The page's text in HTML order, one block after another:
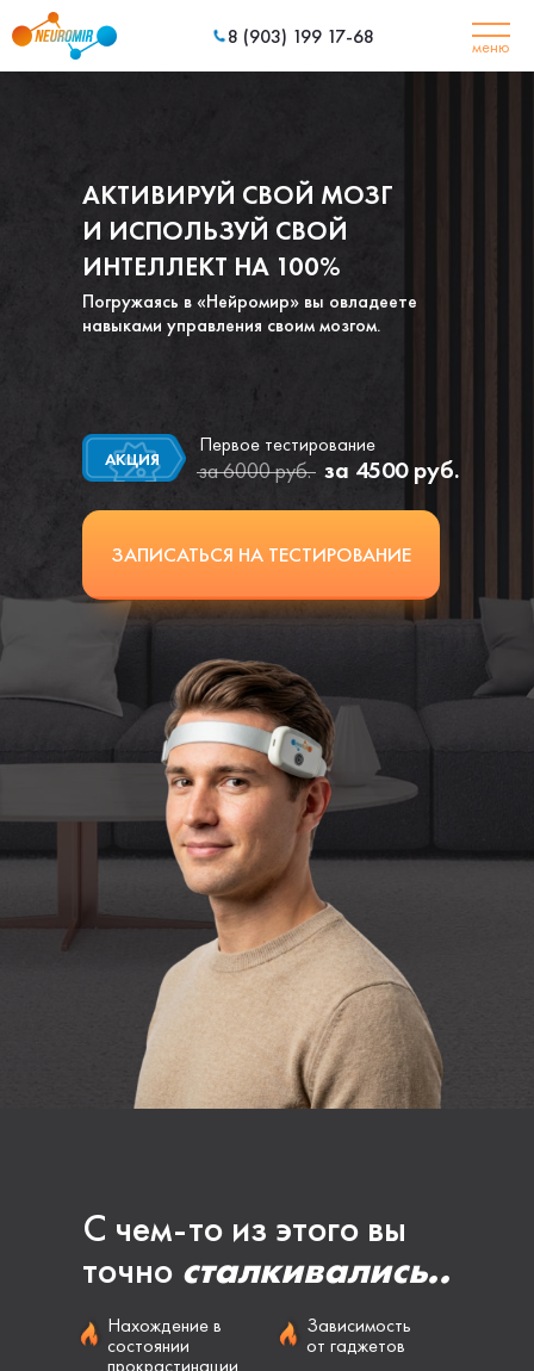
8 (903) 199 17-68 меню
АКТИВИРУЙ СВОЙ МОЗГ
И ИСПОЛЬЗУЙ СВОЙ
ИНТЕЛЛЕКТ НА 100%
АКЦИЯ
Первое тестирование
за 6000 руб. за 4500 руб.
ЗАПИСАТЬСЯ НА ТЕСТИРОВАНИЕ
Погружаясь в «Нейромир» вы овладеете
навыками управления своим мозгом.
С чем-то из этого вы
точно сталкивались..
Зависимость
от гаджетов
Нахождение в
состоянии
прокрастинации